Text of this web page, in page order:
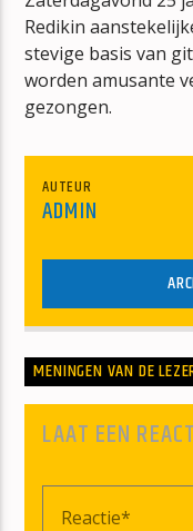
mz-radio
Redikin
stevige basis van
worden amusante
gezongen.
AUTEUR
ADMIN
MENINGEN VAN DE
LAAT EEN